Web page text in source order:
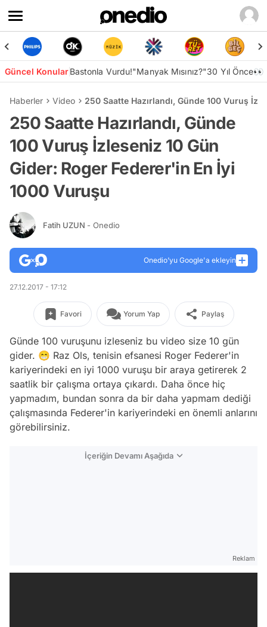
Güncel KonularBastonla Vurdu!"Manyak Mısınız?"30 Yıl Önce👀
Haberler Video 250 Saatte Hazırlandı, Günde 100 Vuruş
250 Saatte Hazırlandı, Günde
100 Vuruş İzleseniz 10 Gün
Gider: Roger Federer'in En İyi
1000 Vuruşu
Fatih UZUN - Onedio
Onedio’yu Google'a ekleyin
27.12.2017 - 17:12
Favori Yorum Yap Paylaş
Günde 100 vuruşunu izleseniz bu video size 10 gün
gider. 😁 Raz Ols, tenisin efsanesi Roger Federer'in
kariyerindeki en iyi 1000 vuruşu bir araya getirerek 2
saatlik bir çalışma ortaya çıkardı. Daha önce hiç
yapmadım, bundan sonra da bir daha yapmam dediği
çalışmasında Federer'in kariyerindeki en önemli anlarını
görebilirsiniz.
İçeriğin Devamı Aşağıda
Reklam